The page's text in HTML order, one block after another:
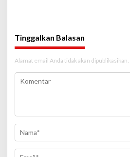
Tinggalkan Balasan
Alamat email Anda tidak akan dipublikasikan.